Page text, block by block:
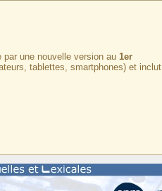
une nouvelle version au 1er
tablettes, smartphones) et inclut